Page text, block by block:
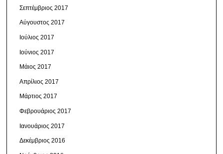
Σεπτέμβριος 2017
Αύγουστος 2017
Ιούλιος 2017
Ιούνιος 2017
Μάιος 2017
Απρίλιος 2017
Μάρτιος 2017
Φεβρουάριος 2017
Ιανουάριος 2017
Δεκέμβριος 2016